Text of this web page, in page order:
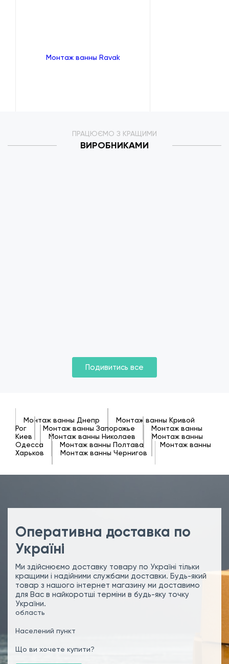
Монтаж ванны Ravak
ПРАЦЮЄМО З КРАЩИМИ
ВИРОБНИКАМИ
Подивитись все
Монтаж ванны Днепр
Монтаж ванны Кривой
Рог
Монтаж ванны Запорожье
Монтаж ванны
Киев
Монтаж ванны Николаев
Монтаж ванны
Одесса
Монтаж ванны Полтава
Монтаж ванны
Харьков
Монтаж ванны Чернигов
Оперативна доставка по
Україні
Ми здійснюємо доставку товару по Україні тільки
кращими і надійними службами доставки. Будь-який
товар з нашого інтернет магазину ми доставимо
для Вас в найкоротші терміни в будь-яку точку
України.
область
Населений пункт
Що ви хочете купити?